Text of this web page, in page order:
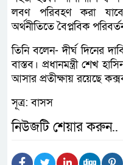
লবণ পরিবহণ করা
অর্থনীতিতে বৈপ্লবিক
তিনি বলেন- দীর্ঘ দিনের
বাস্তব। প্রধানমন্ত্রী শেখ
আসার প্রতীক্ষায় রয়েছে
সূত্র: বাসস
নিউজটি শেয়ার করুন..